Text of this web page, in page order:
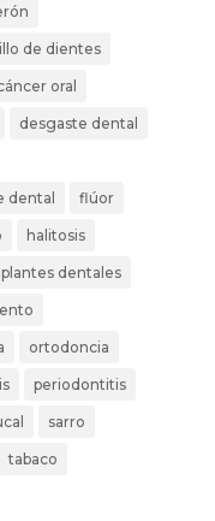
de dientes
oral
desgaste dental
dental flúor
halitosis
dentales
ortodoncia
periodontitis
sarro
tabaco